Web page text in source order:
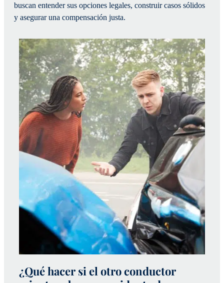
¿Qué hacer si el otro conductor
buscan entender sus opciones legales, construir casos sólidos
y asegurar una compensación justa.